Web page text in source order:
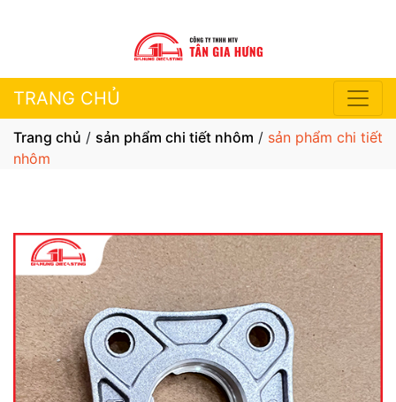
TRANG CHỦ
Trang chủ / sản phẩm chi tiết nhôm / sản phẩm chi tiết
nhôm